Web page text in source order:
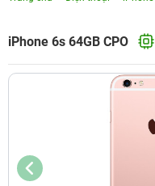
iPhone 6s 64GB CPO